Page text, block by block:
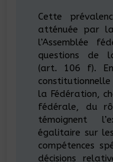
Cette
atténuée par
l’Assemblée
questions
(art. 106 f).
la Fédération,
fédérale, du
témoignent
égalitaire sur
compétences
décisions